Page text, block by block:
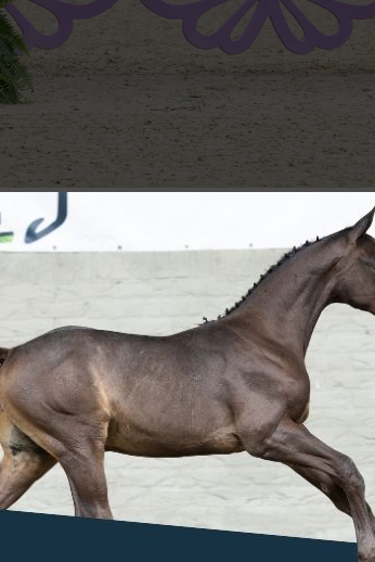
heeft het sportief pensioen van
bekend gemaakt. "Hij is het paard
en Tim van Tricht. Hij werd opgeleid
de stallen van Olivier Philippaerts die
de teugels over. Volgens de
zowel in speedclasses als in een Grote
'Frosty' van zijn pensioen mag genieten,